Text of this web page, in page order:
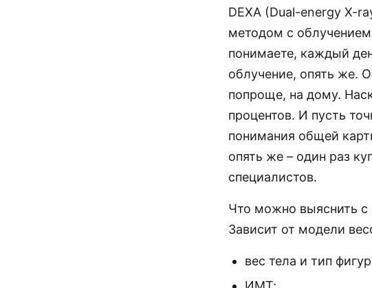
DEXA (Dual-energy X-
методом с
понимаете, каждый
облучение, опять же.
попроще, на дому.
процентов. И пусть
понимания общей
опять же – один раз
специалистов.
Что можно выяснить
Зависит от модели
вес тела и тип